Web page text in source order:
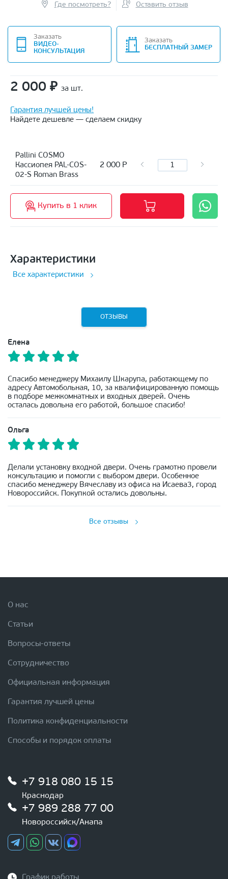
Где посмотреть? Оставить отзыв
Заказать
ВИДЕО-
КОНСУЛЬТАЦИЯ
Заказать
БЕСПЛАТНЫЙ ЗАМЕР
2 000 ₽ за шт.
Гарантия лучшей цены!
Найдете дешевле — сделаем скидку
Pallini COSMO
Кассиопея PAL-COS-
02-S Roman Brass
2 000 Р
Купить в 1 клик
Характеристики
Все характеристики
ОТЗЫВЫ
Елена
Спасибо менеджеру Михаилу Шкарупа, работающему по
адресу Автомобольная, 10, за квалифицированную помощь
в подборе межкомнатных и входных дверей. Очень
осталась довольна его работой, большое спасибо!
Ольга
Делали установку входной двери. Очень грамотно провели
консультацию и помогли с выбором двери. Особенное
спасибо менеджеру Вячеславу из офиса на Исаева3, город
Новороссийск. Покупкой остались довольны.
Все отзывы
О нас
Статьи
Вопросы-ответы
Сотрудничество
Официальная информация
Гарантия лучшей цены
Политика конфиденциальности
Способы и порядок оплаты
+7 918 080 15 15
Краснодар
+7 989 288 77 00
Новороссийск/Анапа